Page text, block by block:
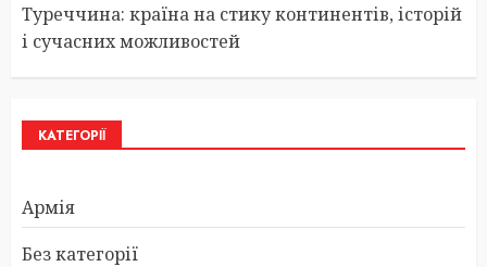
Туреччина: країна на стику континентів, історій
і сучасних можливостей
КАТЕГОРІЇ
Армія
Без категорії